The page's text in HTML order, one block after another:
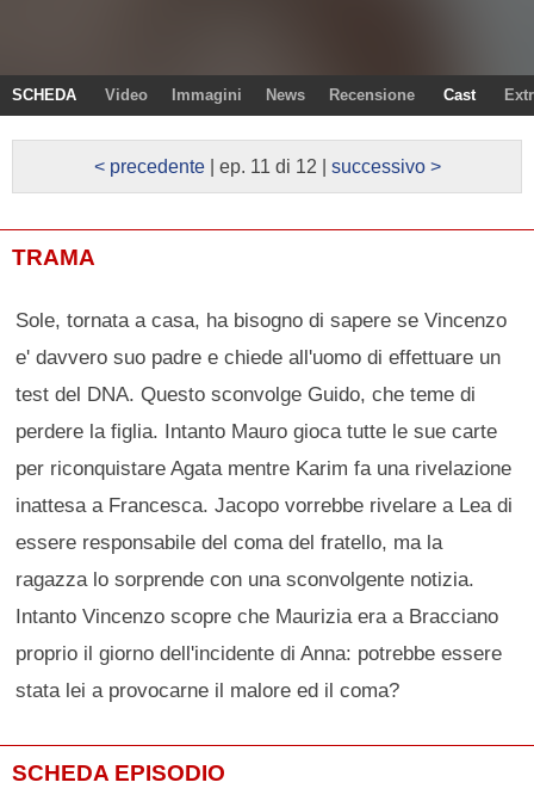
SCHEDA Video Immagini News Recensione Cast
< precedente| ep. 11 di 12 | successivo >
TRAMA
Sole, tornata a casa, ha bisogno di sapere se Vincenzo
e' davvero suo padre e chiede all'uomo di effettuare un
test del DNA. Questo sconvolge Guido, che teme di
perdere la figlia. Intanto Mauro gioca tutte le sue carte
per riconquistare Agata mentre Karim fa una rivelazione
inattesa a Francesca. Jacopo vorrebbe rivelare a Lea di
essere responsabile del coma del fratello, ma la
ragazza lo sorprende con una sconvolgente notizia.
Intanto Vincenzo scopre che Maurizia era a Bracciano
proprio il giorno dell'incidente di Anna: potrebbe essere
stata lei a provocarne il malore ed il coma?
SCHEDA EPISODIO